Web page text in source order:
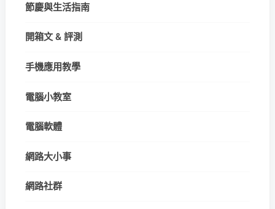
節慶與生活指南
開箱文 & 評測
手機應用教學
電腦小教室
電腦軟體
網路大小事
網路社群